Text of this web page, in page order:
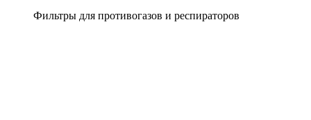
Фильтры для противогазов и респираторов